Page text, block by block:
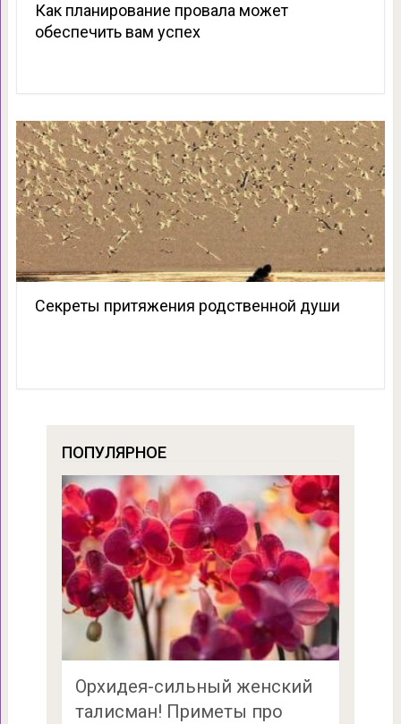
Как планирование провала может
обеспечить вам успех
Секреты притяжения родственной души
ПОПУЛЯРНОЕ
Орхидея-сильный женский
талисман! Приметы про